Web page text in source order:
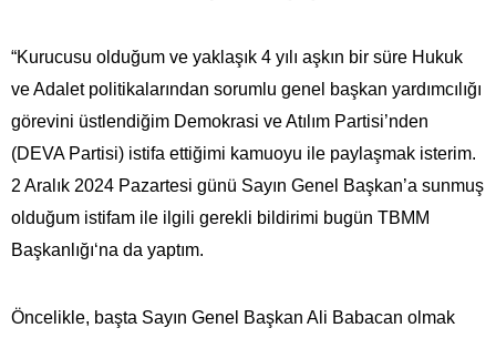
“Kurucusu olduğum ve yaklaşık 4 yılı aşkın bir süre Hukuk
ve Adalet politikalarından sorumlu genel başkan yardımcılığı
görevini üstlendiğim Demokrasi ve Atılım Partisi’nden
(DEVA Partisi) istifa ettiğimi kamuoyu ile paylaşmak isterim.
2 Aralık 2024 Pazartesi günü Sayın Genel Başkan’a sunmuş
olduğum istifam ile ilgili gerekli bildirimi bugün TBMM
Başkanlığı‘na da yaptım.
Öncelikle, başta Sayın Genel Başkan Ali Babacan olmak